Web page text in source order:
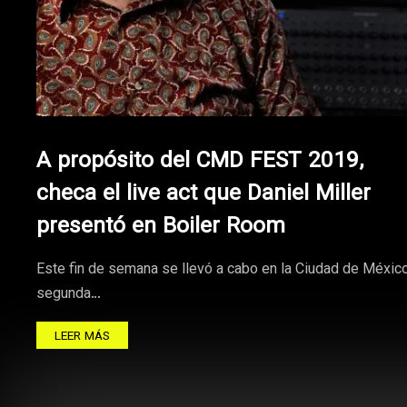
A propósito del CMD FEST 2019,
checa el live act que Daniel Miller
presentó en Boiler Room
Este fin de semana se llevó a cabo en la Ciudad de
segunda…
LEER MÁS